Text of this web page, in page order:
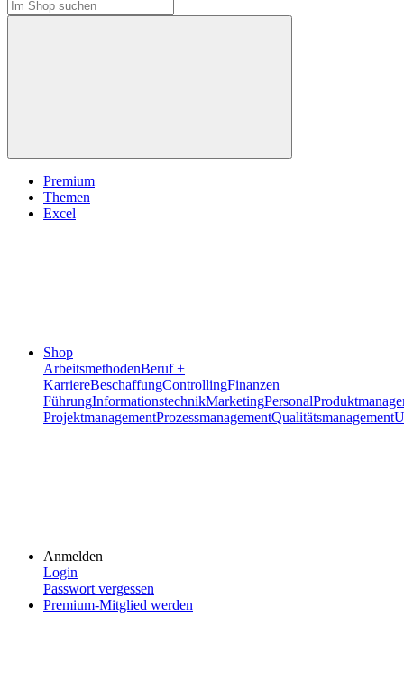
Premium
Themen
Excel
Shop
ArbeitsmethodenBeruf +
KarriereBeschaffungControllingFinanzen
FührungInformationstechnikMarketingPersonal
ProjektmanagementProzessmanagementQualitätsmanagement
Anmelden
Login
Passwort vergessen
Premium-Mitglied werden